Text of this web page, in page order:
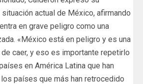
actual de México, afirmando
en grave peligro como una
«México está en peligro y es una
caer, y eso es importante repetirlo
en América Latina que han
países que más han retrocedido